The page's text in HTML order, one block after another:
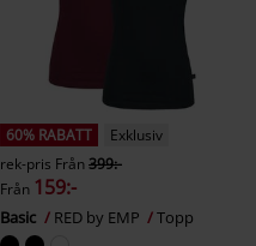
60% RABATT
Exklusiv
rek-pris Från399:-
Från 159:-
Basic RED by EMP Topp